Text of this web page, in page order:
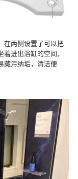
在两侧设置了可以把
进出浴缸的空间，
藏污纳垢，清洁便